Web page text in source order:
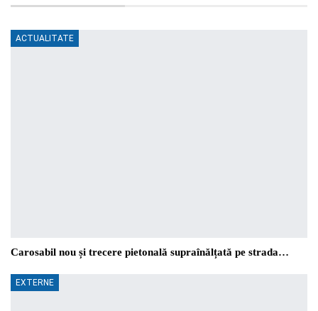
ACTUALITATE
Carosabil nou și trecere pietonală supraînălțată pe strada…
EXTERNE